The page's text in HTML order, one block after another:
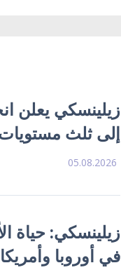
زيلينسكي يعلن
إلى ثلث
05.08.2026
زيلينسكي: حياة
في أوروبا وأمريكا